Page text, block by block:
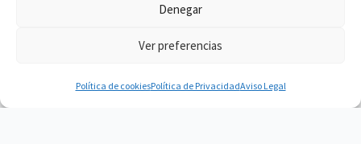
Denegar
Ver preferencias
Política de cookiesPolítica de PrivacidadAviso Legal